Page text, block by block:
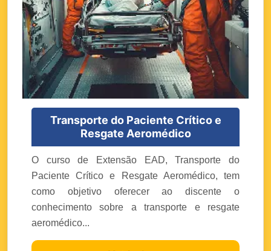
Transporte do Paciente Crítico e
Resgate Aeromédico
O curso de Extensão EAD, Transporte do
Paciente Crítico e Resgate Aeromédico, tem
como objetivo oferecer ao discente o
conhecimento sobre a transporte e resgate
aeromédico...